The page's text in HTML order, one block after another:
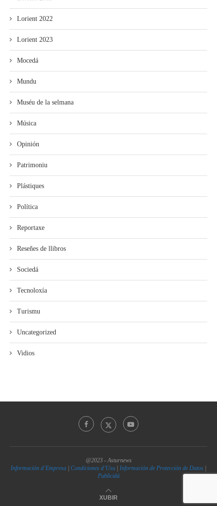
Lorient 2022
Lorient 2023
Mocedá
Mundu
Muséu de la selmana
Música
Opinión
Patrimoniu
Plástiques
Política
Reportaxe
Reseñes de llibros
Sociedá
Tecnoloxía
Turismu
Uncategorized
Vidios
@2023 - Asturnews
Información d’Empresa | Condiciones d’Usu | Información de Protección de Datos |
Publicidá
XUBIR